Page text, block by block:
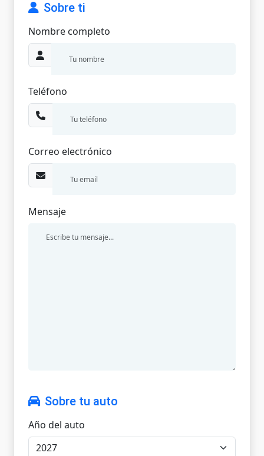
Sobre ti
Nombre completo
Teléfono
Correo electrónico
Mensaje
Sobre tu auto
Año del auto